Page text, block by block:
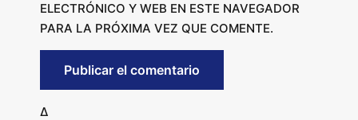
ELECTRÓNICO Y WEB EN ESTE NAVEGADOR
PARA LA PRÓXIMA VEZ QUE COMENTE.
Δ